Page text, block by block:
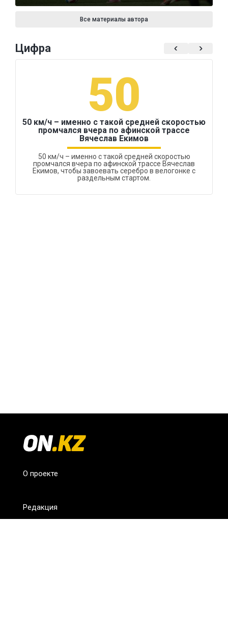
Все материалы автора
Цифра
50
50 км/ч – именно с такой средней скоростью
промчался вчера по афинской трассе
Вячеслав Екимов
50 км/ч – именно с такой средней скоростью
промчался вчера по афинской трассе Вячеслав
Екимов, чтобы завоевать серебро в велогонке с
раздельным стартом.
О проекте
Редакция